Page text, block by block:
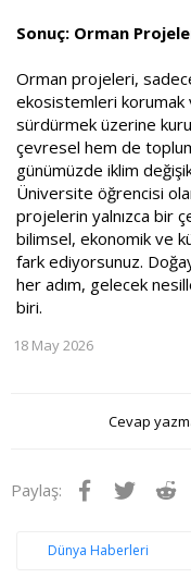
Sonuç: Orman
Orman projeleri,
ekosistemleri korumak
sürdürmek üzerine
çevresel hem de
günümüzde iklim
Üniversite öğrencisi
projelerin yalnızca bir
bilimsel, ekonomik ve
fark ediyorsunuz.
her adım, gelecek
biri.
18 May 2026
Cevap
Paylaş: Facebook
Twitter
Dünya Haberleri